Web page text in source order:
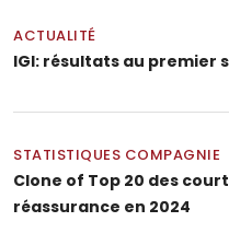
ACTUALITÉ
IGI: résultats au premier
STATISTIQUES COMPAGNIE
Clone of Top 20 des
réassurance en 2024